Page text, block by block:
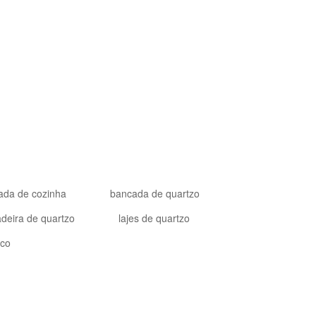
de cozinha
bancada de quartzo
de quartzo
lajes de quartzo